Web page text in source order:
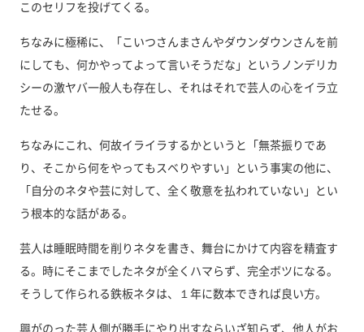
このセリフを投げてくる。
ちなみに極稀に、「こいつさんまさんやダウンダウンさんを前
にしても、何かやってよって言いそうだな」というノンデリカ
シーの激ヤバ一般人も存在し、それはそれで芸人の心をイラ立
たせる。
ちなみにこれ、何故イライラするかというと「無茶振りであ
り、そこから何をやってもスベりやすい」という事実の他に、
「自分のネタや芸に対して、全く敬意を払われていない」とい
う根本的な話がある。
芸人は睡眠時間を削りネタを書き、舞台にかけて内容を精査す
る。時にそこまでしたネタが全くハマらず、完全ボツになる。
そうして作られる鉄板ネタは、１年に数本できれば良い方。
興がのった芸人側が勝手にやり出すならいざ知らず、他人がお